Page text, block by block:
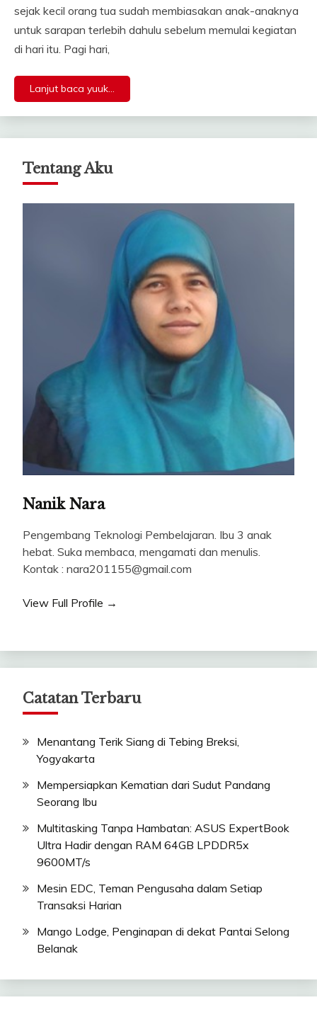
sejak kecil orang tua sudah membiasakan anak-anaknya
untuk sarapan terlebih dahulu sebelum memulai kegiatan
di hari itu. Pagi hari,
Lanjut baca yuuk...
Tentang Aku
Nanik Nara
Pengembang Teknologi Pembelajaran. Ibu 3 anak
hebat. Suka membaca, mengamati dan menulis.
Kontak : nara201155@gmail.com
View Full Profile →
Catatan Terbaru
Menantang Terik Siang di Tebing Breksi,
Yogyakarta
Mempersiapkan Kematian dari Sudut Pandang
Seorang Ibu
Multitasking Tanpa Hambatan: ASUS ExpertBook
Ultra Hadir dengan RAM 64GB LPDDR5x
9600MT/s
Mesin EDC, Teman Pengusaha dalam Setiap
Transaksi Harian
Mango Lodge, Penginapan di dekat Pantai Selong
Belanak